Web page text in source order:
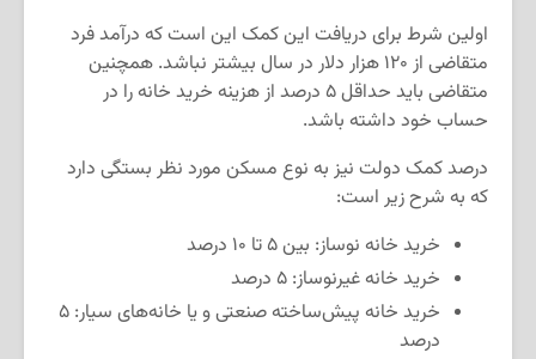
اولین شرط برای دریافت این کمک این است که درآمد فرد
متقاضی از ۱۲۰ هزار دلار در سال بیشتر نباشد. همچنین
متقاضی باید حداقل ۵ درصد از هزینه خرید خانه را در
حساب خود داشته باشد.
درصد کمک دولت نیز به نوع مسکن مورد نظر بستگی دارد
که به شرح زیر است:
خرید خانه نوساز: بین ۵ تا ۱۰ درصد
خرید خانه غیرنوساز: ۵ درصد
خرید خانه پیش‌ساخته صنعتی و یا خانه‌های سیار: ۵
درصد